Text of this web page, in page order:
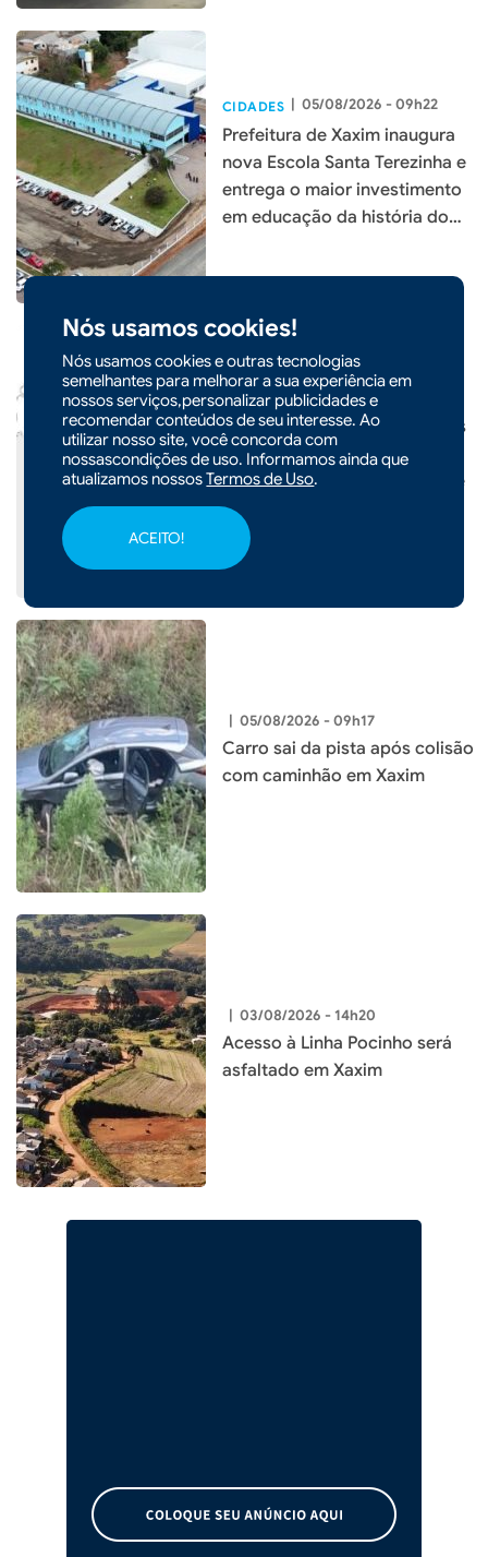
Nós usamos cookies!
Nós usamos cookies e outras tecnologias
semelhantes para melhorar a sua experiência em
nossos serviços,personalizar publicidades e
recomendar conteúdos de seu interesse. Ao
utilizar nosso site, você concorda com
nossascondições de uso. Informamos ainda que
atualizamos nossosTermos de Uso.
ACEITO!
CIDADES | 05/08/2026 - 09h22
Prefeitura de Xaxim inaugura
nova Escola Santa Terezinha e
entrega o maior investimento
em educação da história do
| 05/08/2026 - 09h19
Frente fria provoca temporais
e mantém risco de chuva
intensa em Santa Catarina até
o fim de semana
| 05/08/2026 - 09h17
Carro sai da pista após colisão
com caminhão em Xaxim
| 03/08/2026 - 14h20
Acesso à Linha Pocinho será
asfaltado em Xaxim